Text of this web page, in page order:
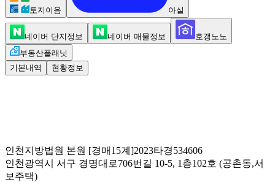
토지이음 아실
네이버 단지정보 네이버 매물정보
호갱노노
부동산플래닛
기본내역
현황정보
인천지방법원 본원 [경매15계]2023타경534606
인천광역시 서구 경명대로706번길 10-5, 1층102호 (공촌동,서
보주택)